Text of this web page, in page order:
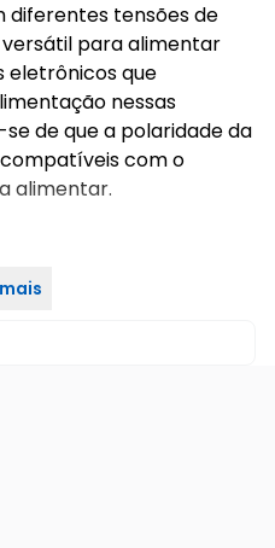
diferentes tensões de
para alimentar
eletrônicos que
nessas
de que a polaridade da
com o
alimentar.